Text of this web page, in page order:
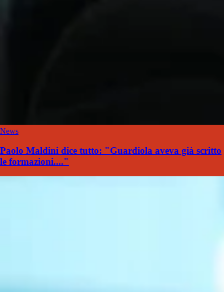
News
Paolo Maldini dice tutto: "Guardiola aveva già scritto
le formazioni...."